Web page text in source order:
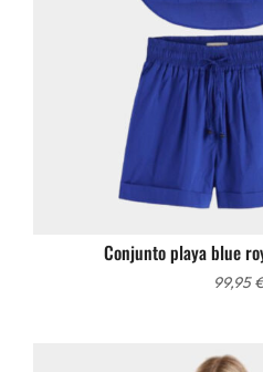
Conjunto playa blue
99,95